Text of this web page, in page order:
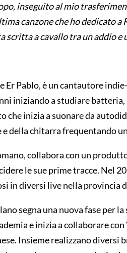
inseguito al mio
canzone che ho dedicato a
scritta a cavallo tra un addio e
Er Pablo, è un cantautore
iniziando a studiare
che inizia a suonare da
della chitarra frequentando
collabora con un
le sue prime tracce. Nel
in diversi live nella provincia
segna una nuova fase per
e inizia a collaborare
Insieme realizzano diversi